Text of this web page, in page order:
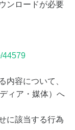
ンロードが必要
44579
内容について、
ィア・媒体）へ
に該当する行為